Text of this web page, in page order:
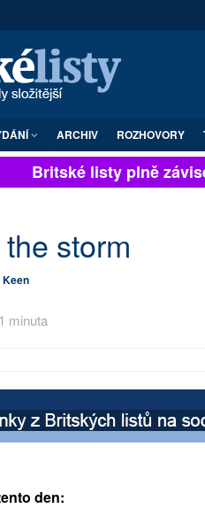
ARCHIV ROZHOVORY
Britské listy plně
storm
minuta
den: